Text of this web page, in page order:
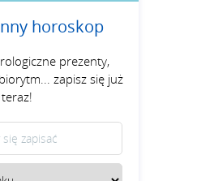
horoskop
prezenty,
zapisz się już
teraz!